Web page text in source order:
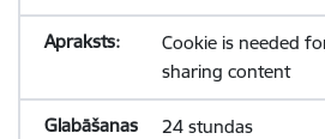
Cookie is needed
sharing content
24 stundas